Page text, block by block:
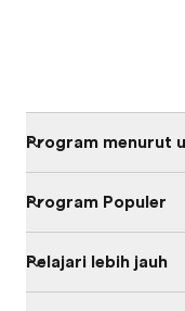
Program menurut
Program Populer
Pelajari lebih jauh